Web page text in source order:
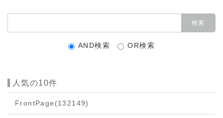
AND検索 OR検索
人気の10件
FrontPage (132149)